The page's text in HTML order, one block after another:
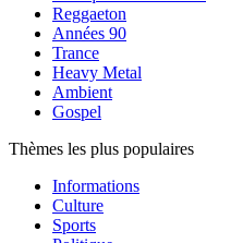
Reggaeton
Années 90
Trance
Heavy Metal
Ambient
Gospel
Thèmes les plus populaires
Informations
Culture
Sports